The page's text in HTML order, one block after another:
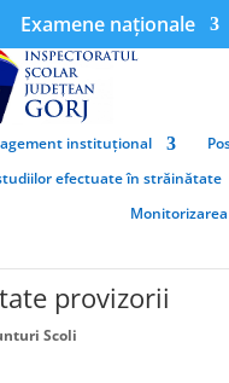
Examene naționale
instituțional
efectuate în străinătate
provizorii
Scoli